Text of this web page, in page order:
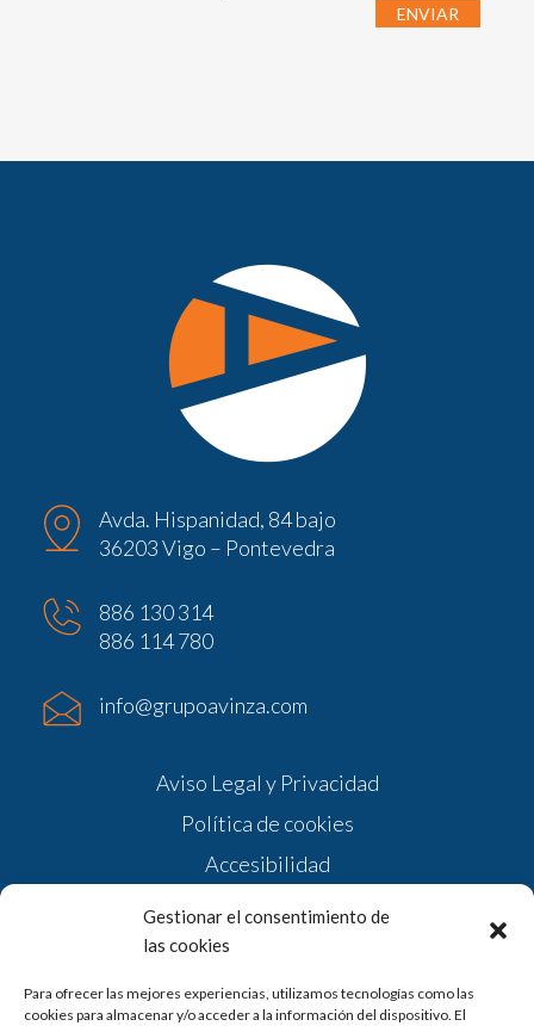
Gestionar el consentimiento de
las cookies
Para ofrecer las mejores experiencias, utilizamos tecnologías como las
cookies para almacenar y/o acceder a la información del dispositivo. El
Avda. Hispanidad, 84 bajo
36203 Vigo – Pontevedra
886 130 314
886 114 780
info@grupoavinza.com
Aviso Legal y Privacidad
Política de cookies
Accesibilidad
Diseño web